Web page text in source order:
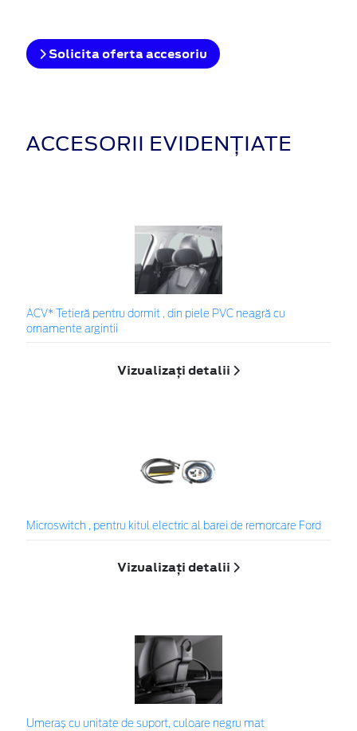
Solicita oferta accesoriu
ACCESORII EVIDENȚIATE
ACV* Tetieră pentru dormit , din piele PVC neagră cu
ornamente argintii
Vizualizați detalii
Microswitch , pentru kitul electric al barei de remorcare Ford
Vizualizați detalii
Umeraș cu unitate de suport, culoare negru mat